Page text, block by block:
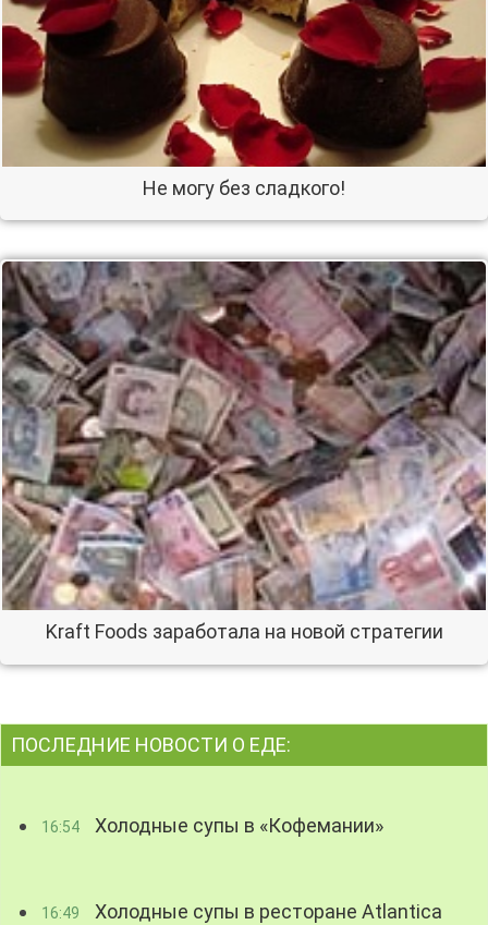
Не могу без сладкого!
Kraft Foods заработала на новой стратегии
ПОСЛЕДНИЕ НОВОСТИ О ЕДЕ:
16:54 Холодные супы в «Кофемании»
16:49 Холодные супы в ресторане Atlantica